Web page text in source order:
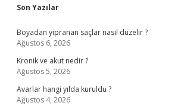
Sidebar
Son Yazılar
Boyadan yipranan saçlar nasıl düzelir ?
Ağustos 6, 2026
Kronik ve akut nedir ?
Ağustos 5, 2026
Avarlar hangi yılda kuruldu ?
Ağustos 4, 2026